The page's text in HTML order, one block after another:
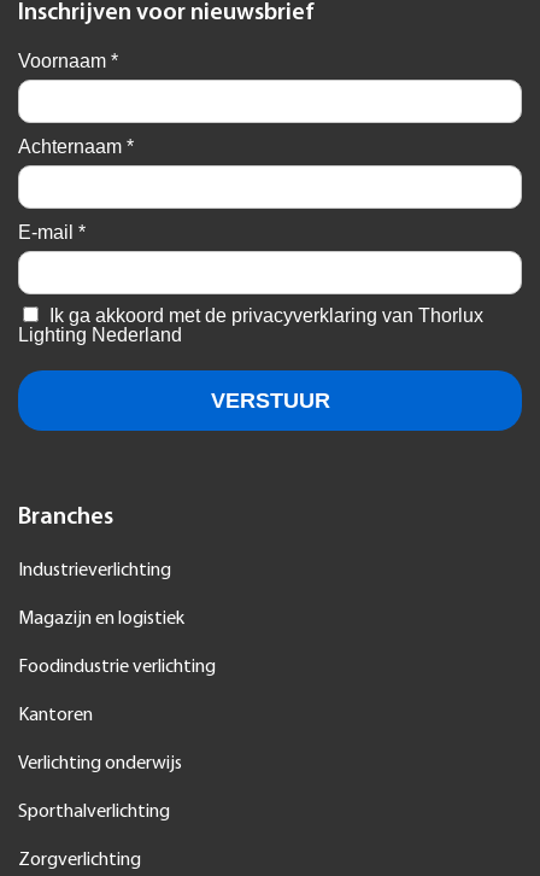
Inschrijven voor nieuwsbrief
Branches
Industrieverlichting
Magazijn en logistiek
Foodindustrie verlichting
Kantoren
Verlichting onderwijs
Sporthalverlichting
Zorgverlichting